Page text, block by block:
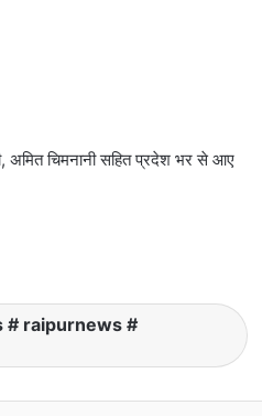
अमित चिमनानी सहित प्रदेश भर से आए
# raipurnews #
की मानक गुणवत्ता में किसी प्रकार से समझौता
गुणवत्ता निरीक्षकों की कार्यशाला में नान अध्यक्ष
Transfer: पुलिस विभाग में बड़ा